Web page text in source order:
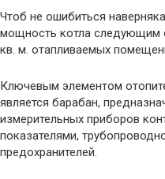
Чтоб не ошибиться
мощность котла следующим
кв. м. отапливаемых
Ключевым элементом
является барабан,
измерительных приборов
показателями,
предохранителей.